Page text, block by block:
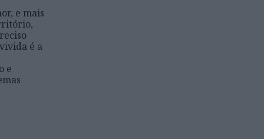
e mais
é a
e